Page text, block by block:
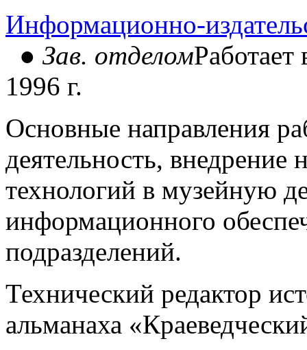
Информационно-
● Зав. отделомРаботает
1996 г.
Основные направления
деятельность,
технологий в музейную
информационного
подразделений.
Технический редактор
альманаха